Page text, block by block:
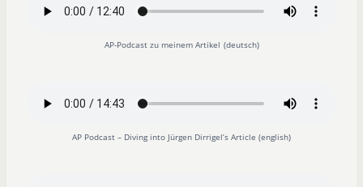
AP-Podcast zu meinem Artikel (deutsch)
AP Podcast – Diving into Jürgen Dirrigel’s Article (english)